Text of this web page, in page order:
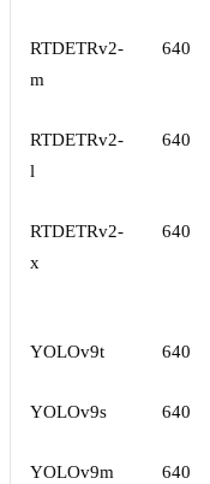
RTDETRv2-
m
640
RTDETRv2-
l
640
RTDETRv2-
x
640
YOLOv9t 640
YOLOv9s 640
YOLOv9m 640